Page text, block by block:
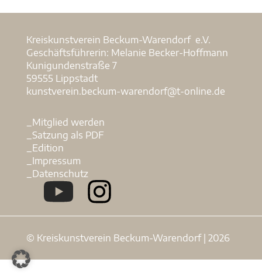
Kreiskunstverein Beckum-Warendorf e.V.
Geschäftsführerin: Melanie Becker-Hoffmann
Kunigundenstraße 7
59555 Lippstadt
kunstverein.beckum-warendorf@t-online.de
_Mitglied werden
_Satzung als PDF
_Edition
_Impressum
_Datenschutz
© Kreiskunstverein Beckum-Warendorf | 2026